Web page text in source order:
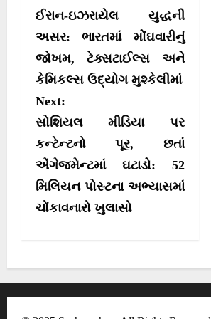
o
s
t
n
a
v
i
g
a
o
n
ઈરાન-ઇઝરાયેલ યુદ્ધની
અસર: ભારતમાં મોંઘવારીનું
જોખમ, ટેક્સટાઈલ્સ અને
કેમિકલ્સ ઉદ્યોગ મુશ્કેલીમાં
Next:
સોશિયલ મીડિયા પર
કન્ટેન્ટનો પૂર, છતાં
એંગેજમેન્ટમાં ઘટાડો: 52
મિલિયન પોસ્ટના અભ્યાસમાં
ચોંકાવનારો ખુલાસો